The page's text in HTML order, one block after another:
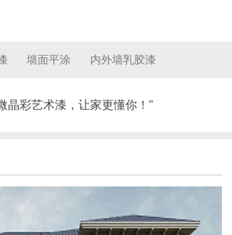
墙面平涂 内外墙乳胶漆
晶彩艺术漆，让家更懂你！"